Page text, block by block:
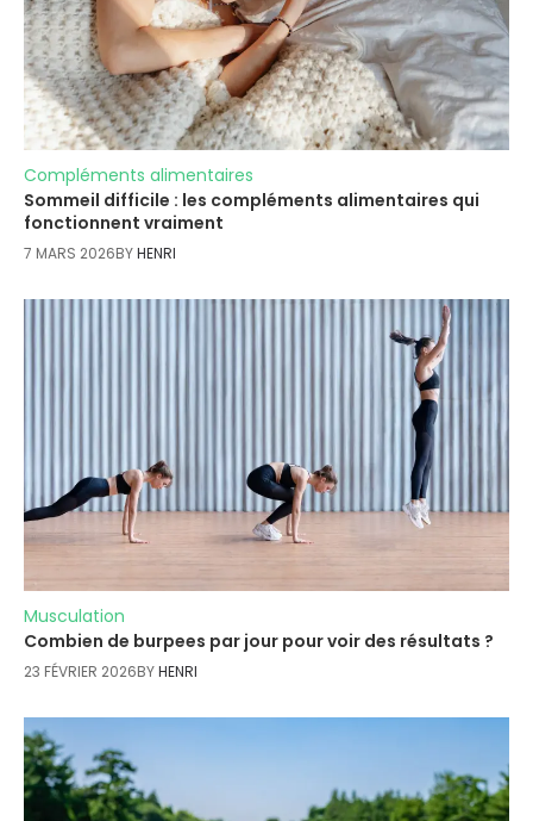
Compléments alimentaires
Sommeil difficile : les compléments alimentaires qui
fonctionnent vraiment
7 MARS 2026BYHENRI
Musculation
Combien de burpees par jour pour voir des résultats ?
23 FÉVRIER 2026BYHENRI